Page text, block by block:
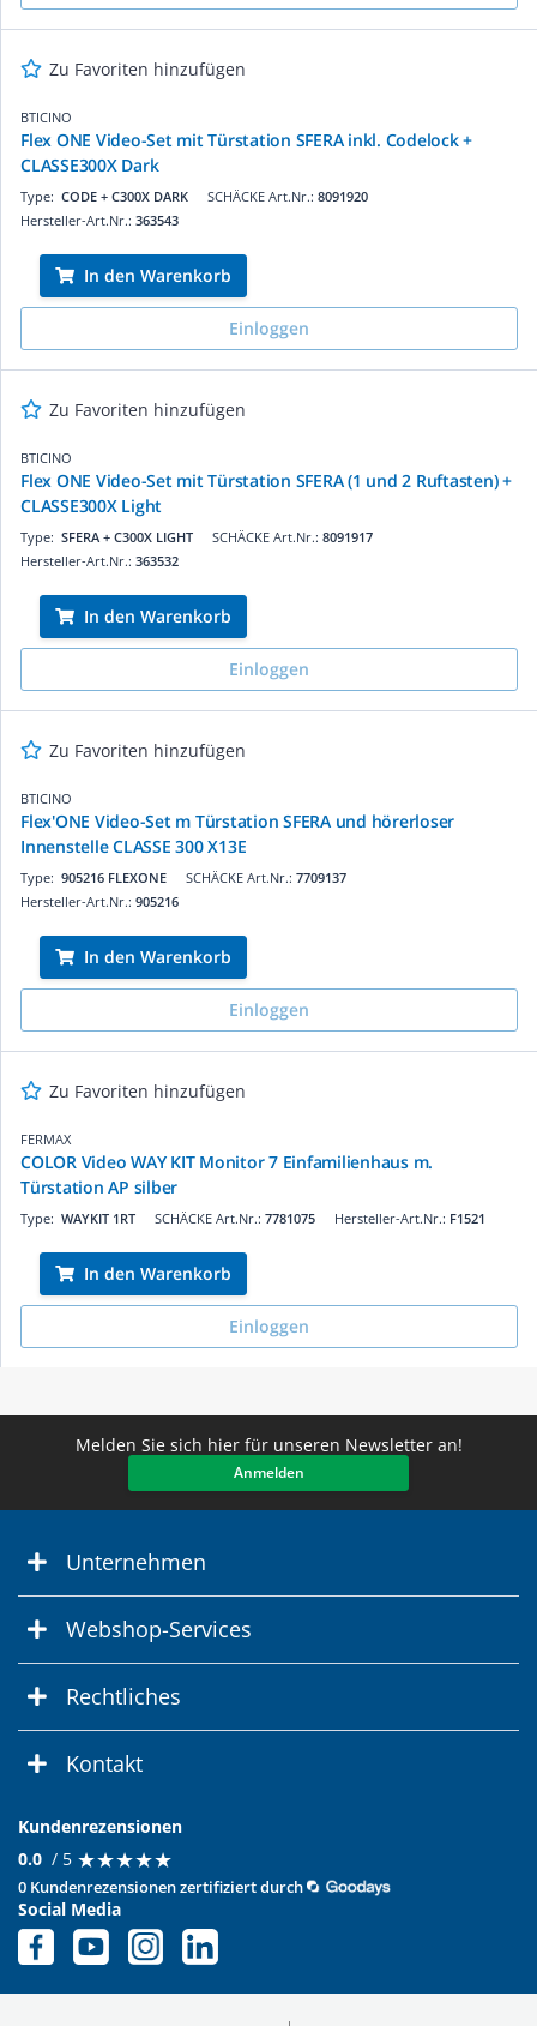
Zu Favoriten hinzufügen
BTICINO
Flex ONE Video-Set mit Türstation SFERA inkl. Codelock +
CLASSE300X Dark
SCHÄCKE Art.Nr.: 8091920
Type: CODE + C300X DARK
Hersteller-Art.Nr.: 363543
In den Warenkorb
Einloggen
Zu Favoriten hinzufügen
BTICINO
Flex ONE Video-Set mit Türstation SFERA (1 und 2 Ruftasten) +
CLASSE300X Light
SCHÄCKE Art.Nr.: 8091917
Type: SFERA + C300X LIGHT
Hersteller-Art.Nr.: 363532
In den Warenkorb
Einloggen
Zu Favoriten hinzufügen
BTICINO
Flex'ONE Video-Set m Türstation SFERA und hörerloser
Innenstelle CLASSE 300 X13E
SCHÄCKE Art.Nr.: 7709137
Type: 905216 FLEXONE
Hersteller-Art.Nr.: 905216
In den Warenkorb
Einloggen
Zu Favoriten hinzufügen
FERMAX
COLOR Video WAY KIT Monitor 7 Einfamilienhaus m.
Türstation AP silber
SCHÄCKE Art.Nr.: 7781075
Type: WAYKIT 1RT Hersteller-Art.Nr.: F1521
In den Warenkorb
Einloggen
Melden Sie sich hier für unseren Newsletter an!
Anmelden
Unternehmen
Webshop-Services
Rechtliches
Kontakt
Kundenrezensionen
0.0 / 5 ★★★★★
★★★★★
0 Kundenrezensionen zertifiziert durch
Social Media